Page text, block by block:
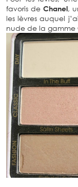
favoris de Chanel,
les lèvres auquel
nude de la gamme